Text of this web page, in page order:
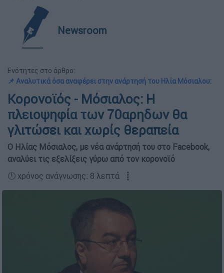
Newsroom
Ενότητες στο άρθρο:
📌 Aναλυτικά όσα αναφέρει στην ανάρτησή του Ηλία Μόσιαλου:
Κορονοϊός - Μόσιαλος: Η
πλειοψηφία των 70αρηδων θα
γλιτώσει και χωρίς θεραπεία
Ο Ηλίας Μόσιαλος, με νέα ανάρτησή του στο Facebook,
αναλύει τις εξελίξεις γύρω από τον κορονοϊό
🕛 χρόνος ανάγνωσης: 8 λεπτά ┋